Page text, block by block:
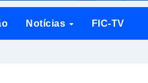
maior temporada da sua história
Notícias FIC-TV